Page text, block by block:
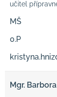
učitel
MŠ
0.P
Mgr.